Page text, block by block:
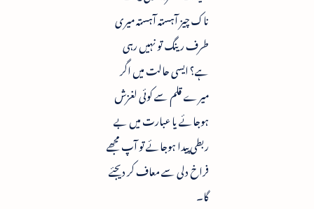
ناک چیز آہستہ آہستہ میری
طرف رینگ تو نہیں رہی
ہے؟ ایسی حالت میں اگر
میرے قلم سے کوئی لغزش
ہوجائے یا عبارت میں بے
ربطی پیدا ہوجائے تو آپ مجھے
فراخ دلی سے معاف کر دیجئے
گا۔